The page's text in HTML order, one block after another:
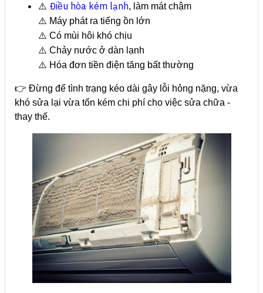
⚠️ Điều hòa kém lạnh, làm mát chậm
⚠️ Máy phát ra tiếng ồn lớn
⚠️ Có mùi hôi khó chịu
⚠️ Chảy nước ở dàn lạnh
⚠️ Hóa đơn tiền điện tăng bất thường
👉 Đừng để tình trạng kéo dài gây lỗi hỏng nặng, vừa
khó sửa lại vừa tốn kém chi phí cho việc sửa chữa -
thay thế.